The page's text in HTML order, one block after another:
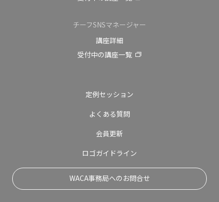
チーフSNSマネージャー
講座詳細
受付中の講座一覧
定例セッション
よくある質問
会員更新
ロゴガイドライン
WACA事務局へのお問合せ